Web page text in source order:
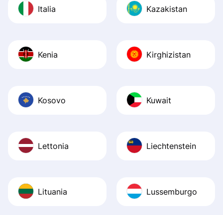
Italia Kazakistan
Kenia Kirghizistan
Kosovo Kuwait
Lettonia Liechtenstein
Lituania Lussemburgo